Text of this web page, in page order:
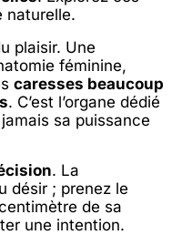
naturelle.
plaisir. Une
féminine,
caresses beaucoup
. C’est l’organe dédié
sa puissance
. La
désir ; prenez le
de sa
une intention.